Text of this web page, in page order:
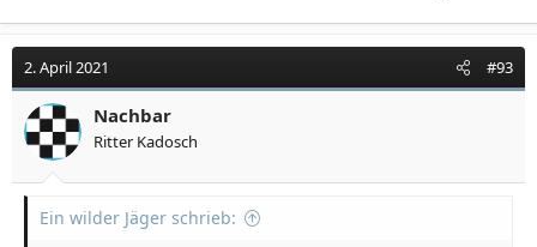
2. April 2021 #93
Nachbar
Ritter Kadosch
Ein wilder Jäger schrieb: